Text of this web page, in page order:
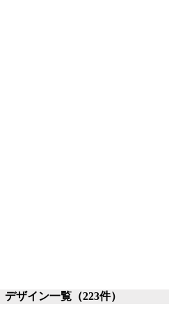
デザイン一覧 （223件）